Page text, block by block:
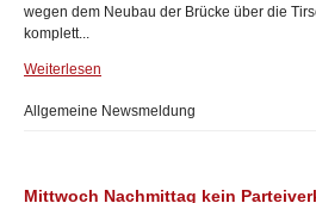
wegen dem Neubau der Brücke über die
komplett...
Weiterlesen
Allgemeine Newsmeldung
Mittwoch Nachmittag kein